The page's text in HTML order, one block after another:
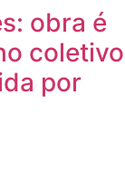
obra é
coletivo
por